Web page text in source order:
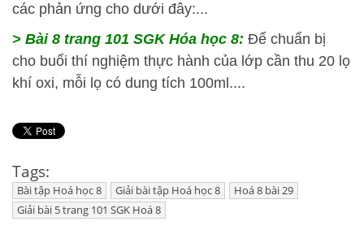
các phản ứng cho dưới đây:...
> Bài 8 trang 101 SGK Hóa học 8: Để chuẩn bị
cho buổi thí nghiệm thực hành của lớp cần thu 20 lọ
khí oxi, mỗi lọ có dung tích 100ml....
Tags:
Bài tập Hoá học 8 Giải bài tập Hoá học 8
Hoá 8 bài 29
Giải bài 5 trang 101 SGK Hoá 8